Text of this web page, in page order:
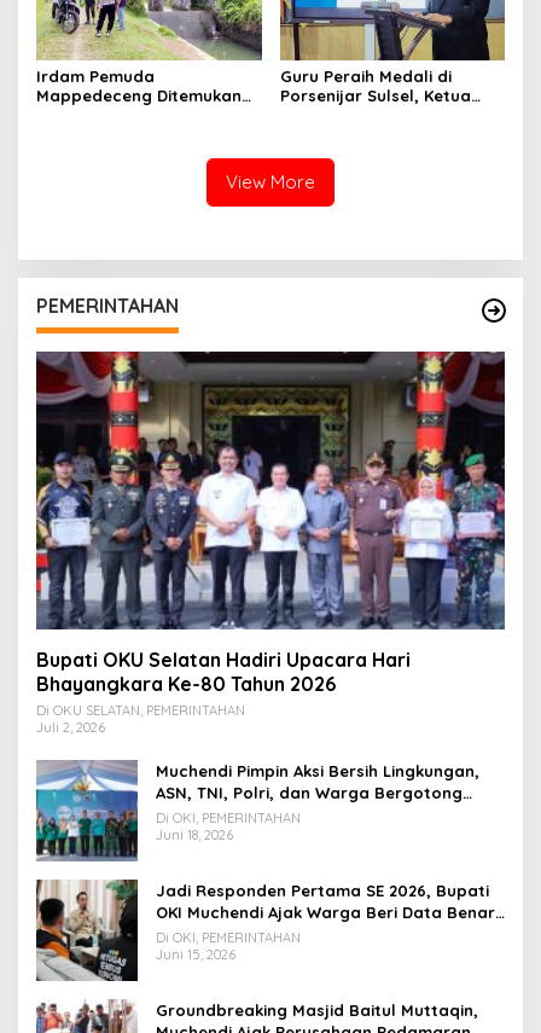
Irdam Pemuda
Mappedeceng Ditemukan
Guru Peraih Medali di
Porsenijar Sulsel, Ketua
View More
PEMERINTAHAN
Bupati OKU Selatan Hadiri Upacara Hari
Bhayangkara Ke-80 Tahun 2026
Di OKU SELATAN, PEMERINTAHAN
Juli 2, 2026
Muchendi Pimpin Aksi Bersih Lingkungan,
ASN, TNI, Polri, dan Warga Bergotong
Royong
Di OKI, PEMERINTAHAN
Juni 18, 2026
Jadi Responden Pertama SE 2026, Bupati
OKI Muchendi Ajak Warga Beri Data Benar
ke Petugas BPS
Di OKI, PEMERINTAHAN
Juni 15, 2026
Groundbreaking Masjid Baitul Muttaqin,